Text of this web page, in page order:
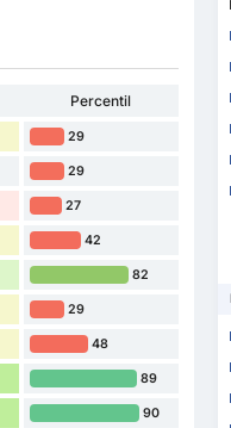
Percentil
29
29
27
42
82
29
48
89
90